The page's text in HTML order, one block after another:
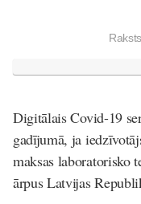
Digitālais Covid-19
gadījumā, ja
maksas laboratorisko
ārpus Latvijas